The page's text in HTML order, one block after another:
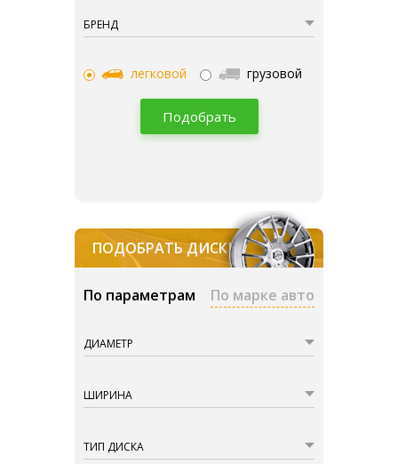
БРЕНД
легковой грузовой
Подобрать
ПОДОБРАТЬ ДИСКИ
По параметрам По марке авто
ДИАМЕТР
ШИРИНА
ТИП ДИСКА